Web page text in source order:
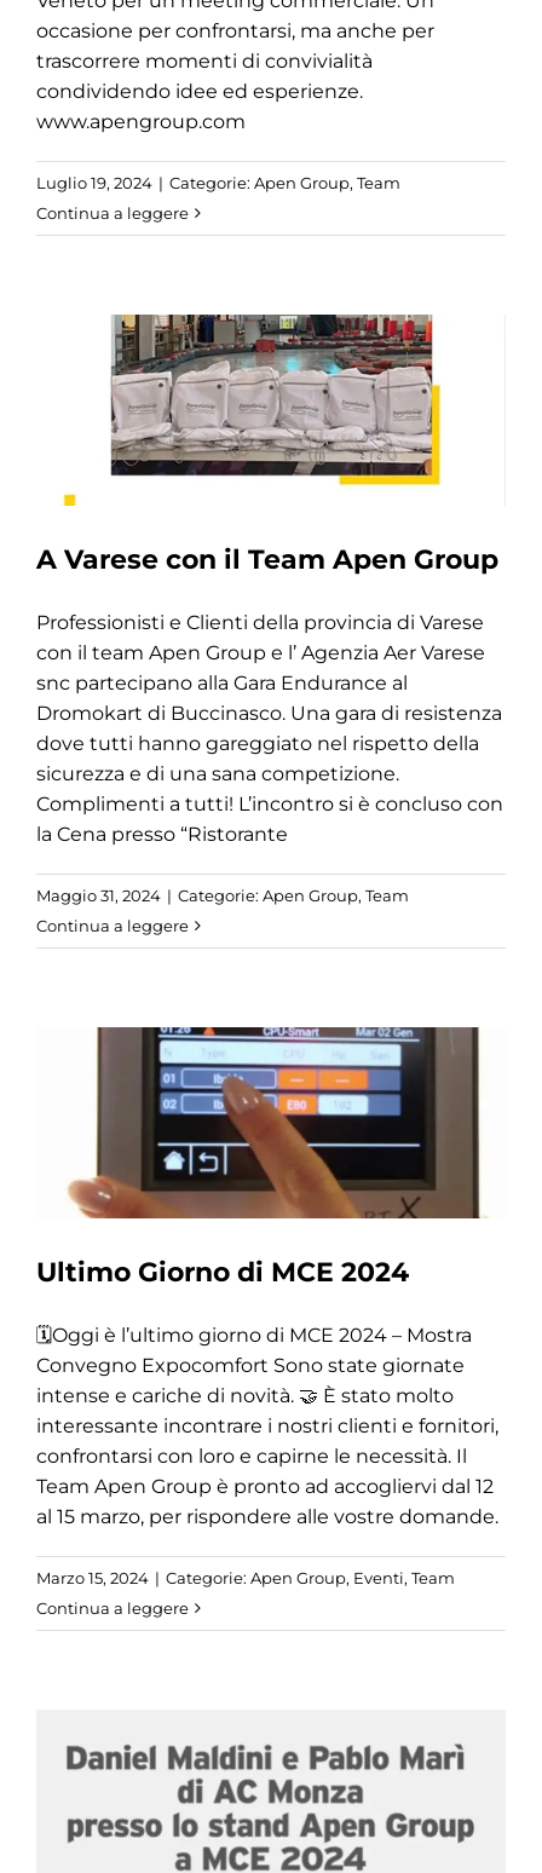
occasione per confrontarsi, ma anche per
trascorrere momenti di convivialità
condividendo idee ed esperienze.
www.apengroup.com
Luglio 19, 2024 | Categorie: Apen Group, Team
Continua a leggere
A Varese con il Team Apen Group
Professionisti e Clienti della provincia di Varese
con il team Apen Group e l’ Agenzia Aer Varese
snc partecipano alla Gara Endurance al
Dromokart di Buccinasco. Una gara di resistenza
dove tutti hanno gareggiato nel rispetto della
sicurezza e di una sana competizione.
Complimenti a tutti! L’incontro si è concluso con
la Cena presso “Ristorante
Maggio 31, 2024 | Categorie: Apen Group, Team
Continua a leggere
Ultimo Giorno di MCE 2024
🗓Oggi è l’ultimo giorno di MCE 2024 – Mostra
Convegno Expocomfort Sono state giornate
intense e cariche di novità. 🤝 È stato molto
interessante incontrare i nostri clienti e fornitori,
confrontarsi con loro e capirne le necessità. Il
Team Apen Group è pronto ad accogliervi dal 12
al 15 marzo, per rispondere alle vostre domande.
Marzo 15, 2024 | Categorie: Apen Group, Eventi, Team
Continua a leggere